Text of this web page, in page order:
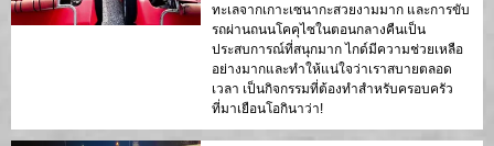
ทะเลจากเกาะเซนากะสวยงามมาก และการขับ
รถผ่านถนนโคคุไซในตอนกลางคืนเป็น
ประสบการณ์ที่สนุกมาก ไกด์มีความช่วยเหลือ
อย่างมากและทำให้แน่ใจว่าเราสบายตลอด
เวลา เป็นกิจกรรมที่ต้องทำสำหรับครอบครัว
ที่มาเยือนโอกินาว่า!